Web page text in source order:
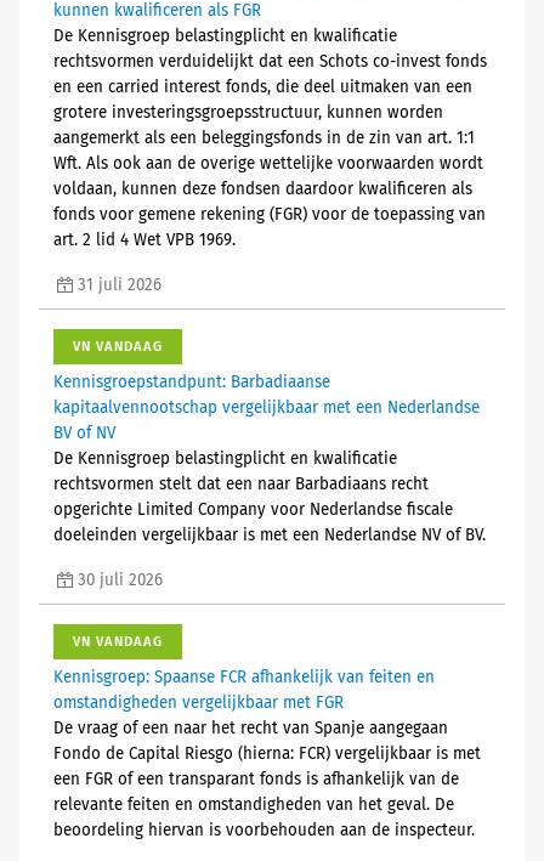
kunnen kwalificeren als FGR
De Kennisgroep belastingplicht en kwalificatie
rechtsvormen verduidelijkt dat een Schots co-invest fonds
en een carried interest fonds, die deel uitmaken van een
grotere investeringsgroepsstructuur, kunnen worden
aangemerkt als een beleggingsfonds in de zin van art. 1:1
Wft. Als ook aan de overige wettelijke voorwaarden wordt
voldaan, kunnen deze fondsen daardoor kwalificeren als
fonds voor gemene rekening (FGR) voor de toepassing van
art. 2 lid 4 Wet VPB 1969.
31 juli 2026
VN VANDAAG
Kennisgroepstandpunt: Barbadiaanse
kapitaalvennootschap vergelijkbaar met een Nederlandse
BV of NV
De Kennisgroep belastingplicht en kwalificatie
rechtsvormen stelt dat een naar Barbadiaans recht
opgerichte Limited Company voor Nederlandse fiscale
doeleinden vergelijkbaar is met een Nederlandse NV of BV.
30 juli 2026
VN VANDAAG
Kennisgroep: Spaanse FCR afhankelijk van feiten en
omstandigheden vergelijkbaar met FGR
De vraag of een naar het recht van Spanje aangegaan
Fondo de Capital Riesgo (hierna: FCR) vergelijkbaar is met
een FGR of een transparant fonds is afhankelijk van de
relevante feiten en omstandigheden van het geval. De
beoordeling hiervan is voorbehouden aan de inspecteur.